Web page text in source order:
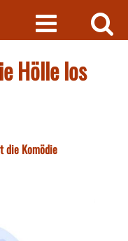
Hölle los
die Komödie